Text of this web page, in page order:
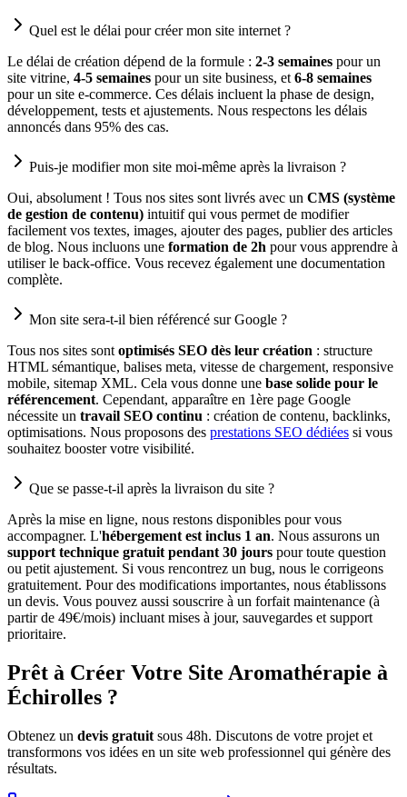
Quel est le délai pour créer mon site internet ?
Le délai de création dépend de la formule : 2-3 semaines pour un
site vitrine, 4-5 semaines pour un site business, et 6-8 semaines
pour un site e-commerce. Ces délais incluent la phase de design,
développement, tests et ajustements. Nous respectons les délais
annoncés dans 95% des cas.
Puis-je modifier mon site moi-même après la livraison ?
Oui, absolument ! Tous nos sites sont livrés avec un CMS (système
de gestion de contenu) intuitif qui vous permet de modifier
facilement vos textes, images, ajouter des pages, publier des articles
de blog. Nous incluons une formation de 2h pour vous apprendre à
utiliser le back-office. Vous recevez également une documentation
complète.
Mon site sera-t-il bien référencé sur Google ?
Tous nos sites sont optimisés SEO dès leur création : structure
HTML sémantique, balises meta, vitesse de chargement, responsive
mobile, sitemap XML. Cela vous donne une base solide pour le
référencement. Cependant, apparaître en 1ère page Google
nécessite un travail SEO continu : création de contenu, backlinks,
optimisations. Nous proposons des prestations SEO dédiées si vous
souhaitez booster votre visibilité.
Que se passe-t-il après la livraison du site ?
Après la mise en ligne, nous restons disponibles pour vous
accompagner. L'hébergement est inclus 1 an. Nous assurons un
support technique gratuit pendant 30 jours pour toute question
ou petit ajustement. Si vous rencontrez un bug, nous le corrigeons
gratuitement. Pour des modifications importantes, nous établissons
un devis. Vous pouvez aussi souscrire à un forfait maintenance (à
partir de 49€/mois) incluant mises à jour, sauvegardes et support
prioritaire.
Prêt à Créer Votre Site Aromathérapie à
Échirolles ?
Obtenez un devis gratuit sous 48h. Discutons de votre projet et
transformons vos idées en un site web professionnel qui génère des
résultats.